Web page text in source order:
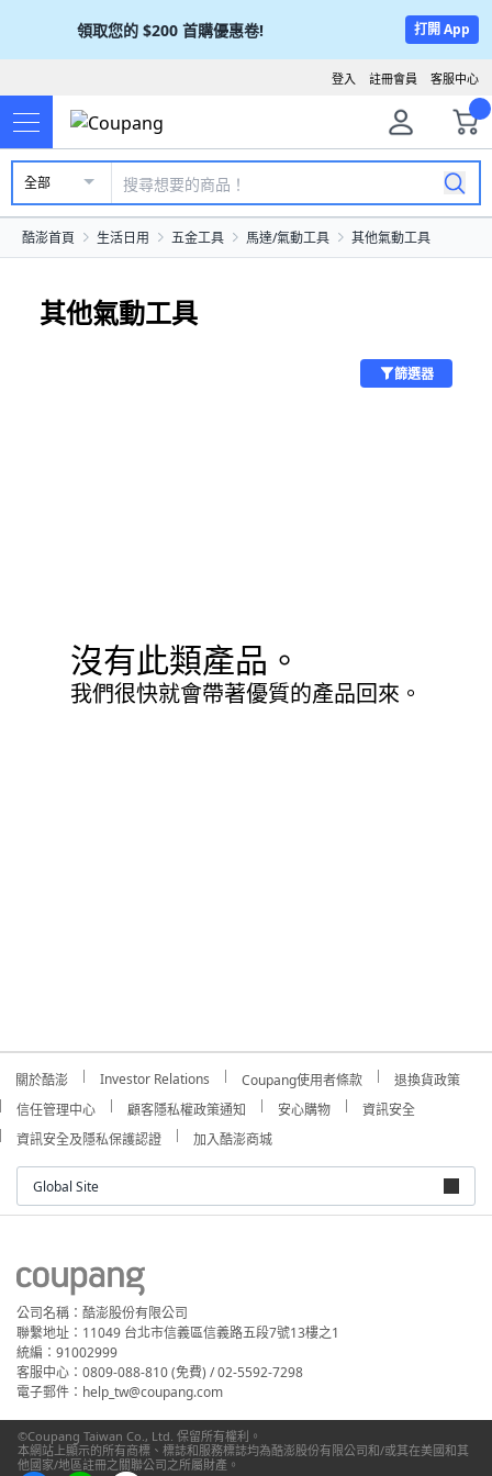
領取您的 $200 首購優惠卷! 打開 App
客服中心
註冊會員
登入
全部
酷澎首頁 生活日用 五金工具 馬達/氣動工具 其他氣動工具
其他氣動工具
篩選器
沒有此類產品。
我們很快就會帶著優質的產品回來。
關於酷澎 Investor Relations Coupang使用者條款
退換貨政策
信任管理中心
顧客隱私權政策通知 安心購物
資訊安全
資訊安全及隱私保護認證
加入酷澎商城
Global Site
公司名稱：酷澎股份有限公司
聯繫地址：11049 台北市信義區信義路五段7號13樓之1
統編：91002999
客服中心：0809-088-810 (免費) / 02-5592-7298
電子郵件：help_tw@coupang.com
©Coupang Taiwan Co., Ltd. 保留所有權利。
本網站上顯示的所有商標、標誌和服務標誌均為酷澎股份有限公司和/或其在美國和其
他國家/地區註冊之關聯公司之所屬財產。